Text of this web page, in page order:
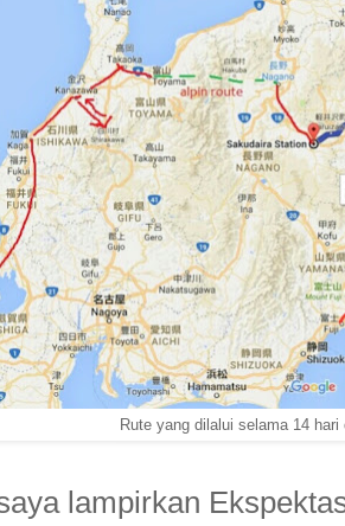
Rute yang dilalui selama 14 hari
lampirkan